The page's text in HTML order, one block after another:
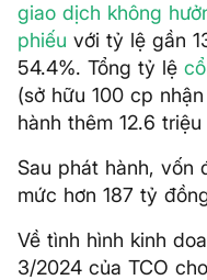
giao dịch không
phiếu với tỷ lệ gần
54.4%. Tổng tỷ lệ
(sở hữu 100 cp
hành thêm 12.6
Sau phát hành, vốn
mức hơn 187 tỷ
Về tình hình kinh
3/2024 của TCO